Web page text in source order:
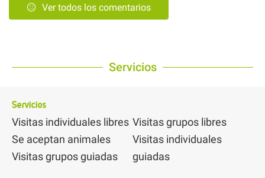
Ver todos los comentarios
Servicios
Servicios
Visitas individuales libres
Se aceptan animales
Visitas grupos guiadas
Visitas grupos libres
Visitas individuales
guiadas